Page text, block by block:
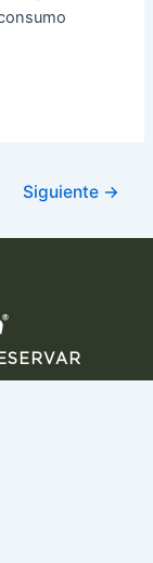
Siguiente →